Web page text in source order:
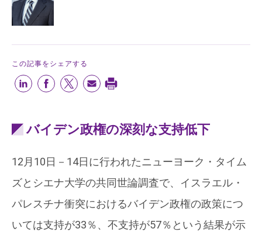
この記事をシェアする
バイデン政権の深刻な支持低下
12月10日－14日に行われたニューヨーク・タイム
ズとシエナ大学の共同世論調査で、イスラエル・
パレスチナ衝突におけるバイデン政権の政策につ
いては支持が33％、不支持が57％という結果が示